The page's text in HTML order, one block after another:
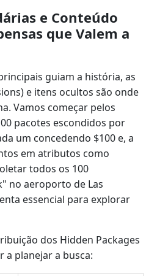
e Conteúdo
que Valem a
guiam a história, as
e itens ocultos são onde
Vamos começar pelos
pacotes escondidos por
um concedendo $100 e, a
em atributos como
todos os 100
no aeroporto de Las
essencial para explorar
dos Hidden Packages
a planejar a busca: